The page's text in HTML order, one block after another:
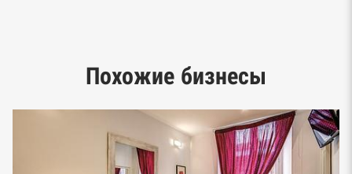
предпринимательства ФНС
Похожие бизнесы